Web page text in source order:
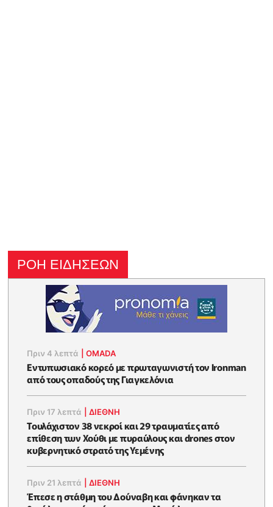
ΡΟΗ ΕΙΔΗΣΕΩΝ
Πριν 4 λεπτά |OMADA
Εντυπωσιακό κορεό με πρωταγωνιστή τον Ironman
από τους οπαδούς της Γιαγκελόνια
Πριν 17 λεπτά |ΔΙΕΘΝΗ
Τουλάχιστον 38 νεκροί και 29 τραυματίες από
επίθεση των Χούθι με πυραύλους και drones στον
κυβερνητικό στρατό της Υεμένης
Πριν 21 λεπτά |ΔΙΕΘΝΗ
Έπεσε η στάθμη του Δούναβη και φάνηκαν τα